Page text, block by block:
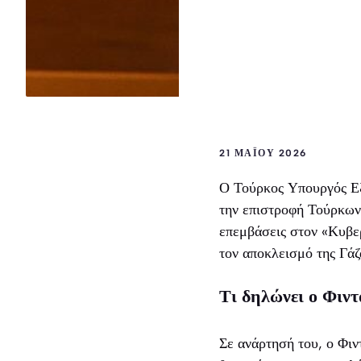
21 ΜΑΪ́ΟΥ 2026
Ο Τούρκος Υπουργός
την επιστροφή
επεμβάσεις στον
τον αποκλεισμό της
Τι δηλώνει ο
Σε ανάρτησή του, ο